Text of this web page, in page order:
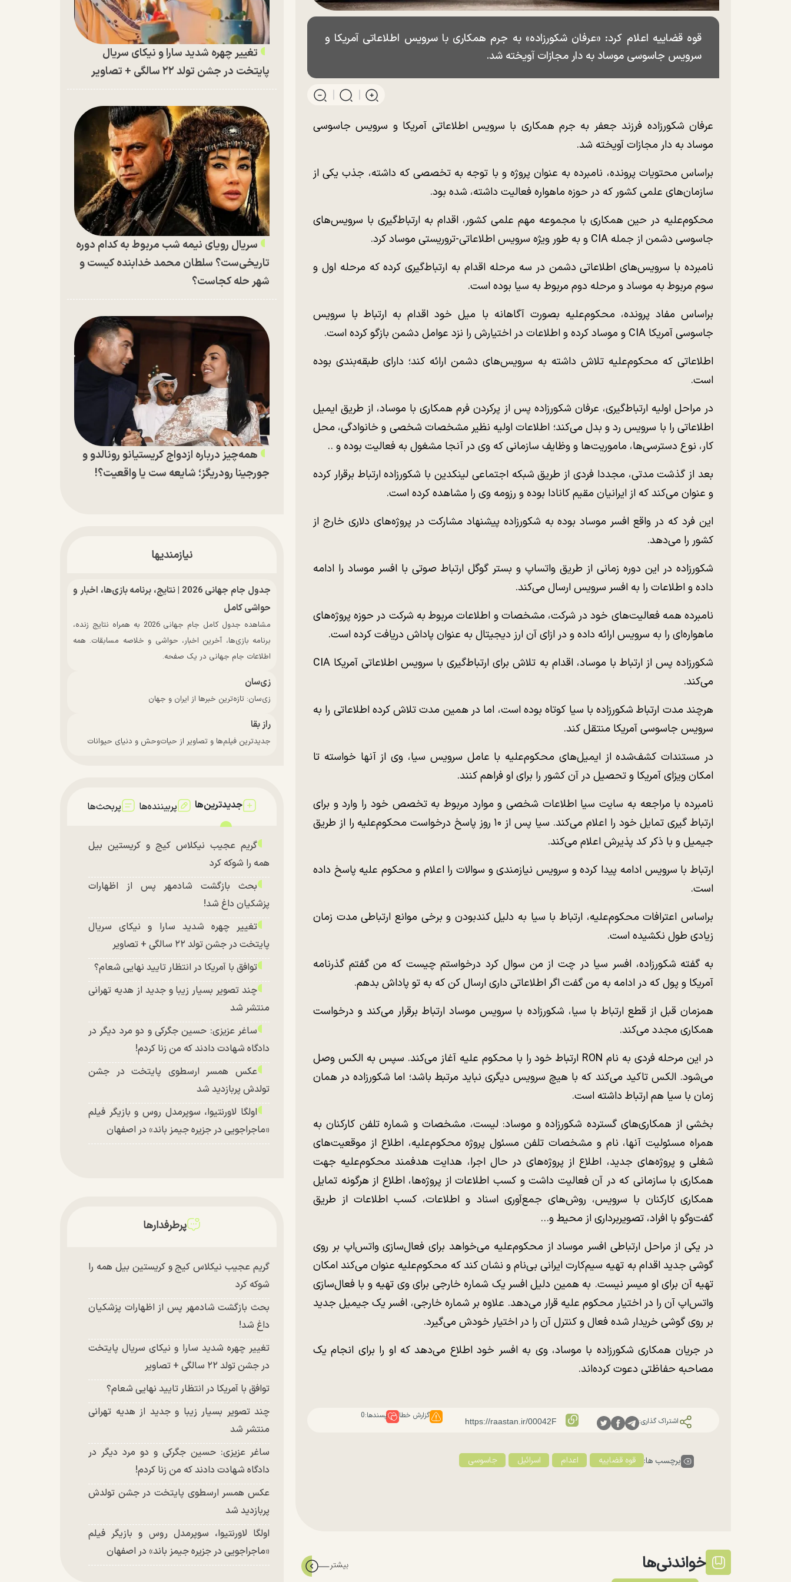
قوه قضاییه اعلام کرد: «عرفان شکورزاده» به جرم همکاری با سرویس اطلاعاتی آمریکا و
سرویس جاسوسی موساد به دار مجازات آویخته شد.
عرفان شکورزاده فرزند جعفر به جرم همکاری با سرویس اطلاعاتی آمریکا و سرویس جاسوسی
موساد به دار مجازات آویخته شد.
براساس محتویات پرونده، نامبرده به عنوان پروژه و با توجه به تخصصی که داشته، جذب یکی از
سازمان‌های علمی کشور که در حوزه ماهواره فعالیت داشته، شده بود.
محکوم‌علیه در حین همکاری با مجموعه مهم علمی کشور، اقدام به ارتباط‌گیری با سرویس‌های
جاسوسی دشمن از جمله CIA و به طور ویژه سرویس اطلاعاتی-تروریستی موساد کرد.
نامبرده با سرویس‌های اطلاعاتی دشمن در سه مرحله اقدام به ارتباط‌گیری کرده که مرحله اول و
سوم مربوط به موساد و مرحله دوم مربوط به سیا بوده است.
براساس مفاد پرونده، محکوم‌علیه بصورت آگاهانه با میل خود اقدام به ارتباط با سرویس
جاسوسی آمریکا CIA و موساد کرده و اطلاعات در اختیارش را نزد عوامل دشمن بازگو کرده است.
اطلاعاتی که محکوم‌علیه تلاش داشته به سرویس‌های دشمن ارائه کند؛ دارای طبقه‌بندی بوده
است.
در مراحل اولیه ارتباط‌گیری، عرفان شکورزاده پس از پرکردن فرم همکاری با موساد، از طریق ایمیل
اطلاعاتی را با سرویس رد و بدل می‌کند؛ اطلاعات اولیه نظیر مشخصات شخصی و خانوادگی، محل
کار، نوع دسترسی‌ها، ماموریت‌ها و وظایف سازمانی که وی در آنجا مشغول به فعالیت بوده و ..
بعد از گذشت مدتی، مجددا فردی از طریق شبکه اجتماعی لینکدین با شکورزاده ارتباط برقرار کرده
و عنوان می‌کند که از ایرانیان مقیم کانادا بوده و رزومه وی را مشاهده کرده است.
این فرد که در واقع افسر موساد بوده به شکورزاده پیشنهاد مشارکت در پروژه‌های دلاری خارج از
کشور را می‌دهد.
شکورزاده در این دوره زمانی از طریق واتساپ و بستر گوگل ارتباط صوتی با افسر موساد را ادامه
داده و اطلاعات را به افسر سرویس ارسال می‌کند.
نامبرده همه فعالیت‌های خود در شرکت، مشخصات و اطلاعات مربوط به شرکت در حوزه پروژه‌های
ماهواره‌ای را به سرویس ارائه داده و در ازای آن ارز دیجیتال به عنوان پاداش دریافت کرده است.
شکورزاده پس از ارتباط با موساد، اقدام به تلاش برای ارتباط‌گیری با سرویس اطلاعاتی آمریکا CIA
می‌کند.
هرچند مدت ارتباط شکورزاده با سیا کوتاه بوده است، اما در همین مدت تلاش کرده اطلاعاتی را به
سرویس جاسوسی آمریکا منتقل کند.
در مستندات کشف‌شده از ایمیل‌های محکوم‌علیه با عامل سرویس سیا، وی از آنها خواسته تا
امکان ویزای آمریکا و تحصیل در آن کشور را برای او فراهم کنند.
نامبرده با مراجعه به سایت سیا اطلاعات شخصی و موارد مربوط به تخصص خود را وارد و برای
ارتباط گیری تمایل خود را اعلام می‌کند. سیا پس از ۱۰ روز پاسخ درخواست محکوم‌علیه را از طریق
جیمیل و با ذکر کد پذیرش اعلام می‌کند.
ارتباط با سرویس ادامه پیدا کرده و سرویس نیازمندی و سوالات را اعلام و محکوم علیه پاسخ داده
است.
براساس اعترافات محکوم‌علیه، ارتباط با سیا به دلیل کندبودن و برخی موانع ارتباطی مدت زمان
زیادی طول نکشیده است.
به گفته شکورزاده، افسر سیا در چت از من سوال کرد درخواستم چیست که من گفتم گذرنامه
آمریکا و پول که در ادامه به من گفت اگر اطلاعاتی داری ارسال کن که به تو پاداش بدهم.
همزمان قبل از قطع ارتباط با سیا، شکورزاده با سرویس موساد ارتباط برقرار می‌کند و درخواست
همکاری مجدد می‌کند.
در این مرحله فردی به نام RON ارتباط خود را با محکوم علیه آغاز می‌کند. سپس به الکس وصل
می‌شود. الکس تاکید می‌کند که با هیچ سرویس دیگری نباید مرتبط باشد؛ اما شکورزاده در همان
زمان با سیا هم ارتباط داشته است.
بخشی از همکاری‌های گسترده شکورزاده و موساد: لیست، مشخصات و شماره تلفن کارکنان به
همراه مسئولیت آنها، نام و مشخصات تلفن مسئول پروژه محکوم‌علیه، اطلاع از موقعیت‌های
شغلی و پروژه‌های جدید، اطلاع از پروژه‌های در حال اجرا، هدایت هدفمند محکوم‌علیه جهت
همکاری با سازمانی که در آن فعالیت داشت و کسب اطلاعات از پروژه‌ها، اطلاع از هرگونه تمایل
همکاری کارکنان با سرویس، روش‌های جمع‌آوری اسناد و اطلاعات، کسب اطلاعات از طریق
گفت‌و‌گو با افراد، تصویربرداری از محیط و...
در یکی از مراحل ارتباطی افسر موساد از محکوم‌علیه می‌خواهد برای فعال‌سازی واتس‌اپ بر روی
گوشی جدید اقدام به تهیه سیم‌کارت ایرانی بی‌نام و نشان کند که محکوم‌علیه عنوان می‌کند امکان
تهیه آن برای او میسر نیست. به همین دلیل افسر یک شماره خارجی برای وی تهیه و با فعال‌سازی
واتس‌اپ آن را در اختیار محکوم علیه قرار می‌دهد. علاوه بر شماره خارجی، افسر یک جیمیل جدید
بر روی گوشی خریدار شده فعال و کنترل آن را در اختیار خودش می‌گیرد.
در جریان همکاری شکورزاده با موساد، وی به افسر خود اطلاع می‌دهد که او را برای انجام یک
مصاحبه حفاظتی دعوت کرده‌اند.
اشتراک گذاری:
گزارش خطا پسندها:0
برچسب ها: قوه قضاییه اعدام اسرائیل جاسوسی
خواندنی‌ها
تغییر چهره شدید سارا و نیکای سریال
پایتخت در جشن تولد ۲۲ سالگی + تصاویر
سریال رویای نیمه شب مربوط به کدام دوره
تاریخی‌ست؟ سلطان محمد خدابنده کیست و
شهر حله کجاست؟
همه‌چیز درباره ازدواج کریستیانو رونالدو و
جورجینا رودریگز؛ شایعه ست یا واقعیت؟!
نیازمندیها
جدول جام جهانی 2026 | نتایج، برنامه بازی‌ها، اخبار و
حواشی کامل
مشاهده جدول کامل جام جهانی 2026 به همراه نتایج زنده،
برنامه بازی‌ها، آخرین اخبار، حواشی و خلاصه مسابقات. همه
اطلاعات جام جهانی در یک صفحه.
زی‌سان
زی‌سان: تازه‌ترین خبرها از ایران و جهان
راز بقا
جدیدترین فیلم‌ها و تصاویر از حیات‌وحش و دنیای حیوانات
جدیدترین‌ها پربیننده‌ها پربحث‌ها
گریم عجیب نیکلاس کیج و کریستین بیل
همه را شوکه کرد
بحث بازگشت شادمهر پس از اظهارات
پزشکیان داغ شد!
تغییر چهره شدید سارا و نیکای سریال
پایتخت در جشن تولد ۲۲ سالگی + تصاویر
توافق با آمریکا در انتظار تایید نهایی شعام؟
چند تصویر بسیار زیبا و جدید از هدیه تهرانی
منتشر شد
ساغر عزیزی: حسین جگرکی و دو مرد دیگر در
دادگاه شهادت دادند که من زنا کردم!
عکس همسر ارسطوی پایتخت در جشن
تولدش پربازدید شد
اولگا لاورنتیوا، سوپرمدل روس و بازیگر فیلم
«ماجراجویی در جزیره جیمز باند» در اصفهان
پرطرفدارها
گریم عجیب نیکلاس کیج و کریستین بیل همه را
شوکه کرد
بحث بازگشت شادمهر پس از اظهارات پزشکیان
داغ شد!
تغییر چهره شدید سارا و نیکای سریال پایتخت
در جشن تولد ۲۲ سالگی + تصاویر
توافق با آمریکا در انتظار تایید نهایی شعام؟
چند تصویر بسیار زیبا و جدید از هدیه تهرانی
منتشر شد
ساغر عزیزی: حسین جگرکی و دو مرد دیگر در
دادگاه شهادت دادند که من زنا کردم!
عکس همسر ارسطوی پایتخت در جشن تولدش
پربازدید شد
اولگا لاورنتیوا، سوپرمدل روس و بازیگر فیلم
«ماجراجویی در جزیره جیمز باند» در اصفهان